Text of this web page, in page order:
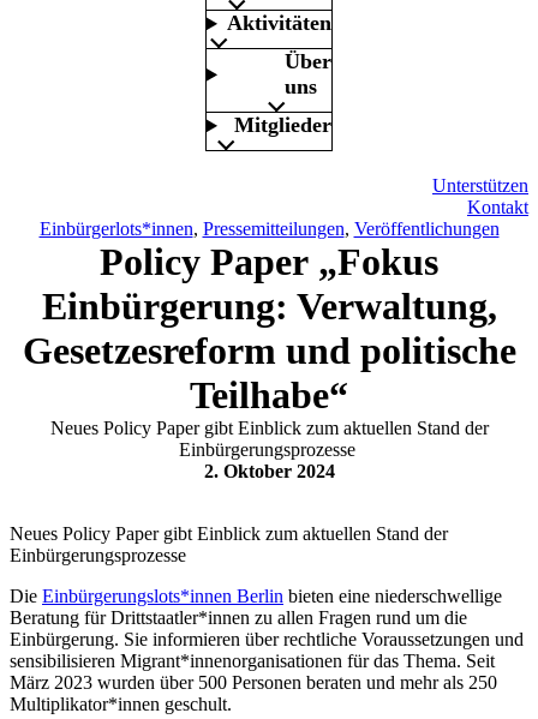
Aktivitäten
Über
uns
Mitglieder
Unterstützen
Kontakt
Einbürgerlots*innen, Pressemitteilungen, Veröffentlichungen
Policy Paper „Fokus
Einbürgerung: Verwaltung,
Gesetzesreform und politische
Teilhabe“
Neues Policy Paper gibt Einblick zum aktuellen Stand der
Einbürgerungsprozesse
2. Oktober 2024
Neues Policy Paper gibt Einblick zum aktuellen Stand der
Einbürgerungsprozesse
Die Einbürgerungslots*innen Berlin bieten eine niederschwellige
Beratung für Drittstaatler*innen zu allen Fragen rund um die
Einbürgerung. Sie informieren über rechtliche Voraussetzungen und
sensibilisieren Migrant*innenorganisationen für das Thema. Seit
März 2023 wurden über 500 Personen beraten und mehr als 250
Multiplikator*innen geschult.